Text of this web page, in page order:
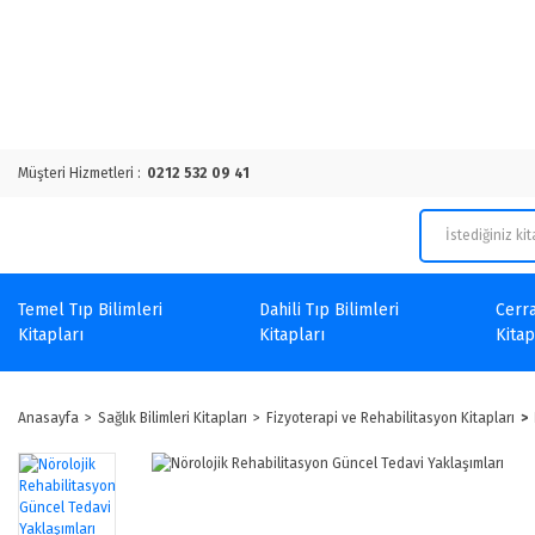
Müşteri Hizmetleri : 0212 532 09 41
Temel Tıp Bilimleri
Kitapları
Dahili Tıp Bilimleri
Kitapları
Anasayfa Sağlık Bilimleri Kitapları Fizyoterapi ve Rehabilitasyon Kitapları